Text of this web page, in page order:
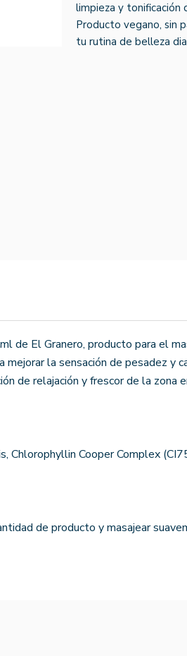
limpieza y tonificación
Producto vegano, sin
tu rutina de belleza
de El Granero, producto para el
la sensación de pesadez y
de relajación y frescor de la zona
Chlorophyllin Cooper Complex
de producto y masajear